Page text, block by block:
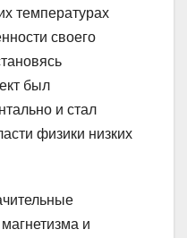
температурах
своего
был
и стал
физики низких
и